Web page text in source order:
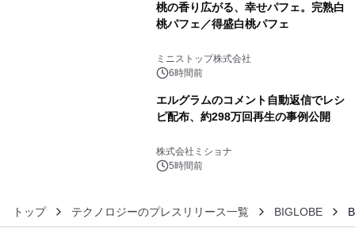
桃の香り広がる、幸せパフェ。完熟白
桃パフェ／得盛白桃パフェ
ミニストップ株式会社
6時間前
エルグラムのコメント自動返信でレシ
ピ配布、約298万回再生の事例公開
株式会社ミショナ
5時間前
トップ テクノロジーのプレスリリース一覧 BIGLOBE